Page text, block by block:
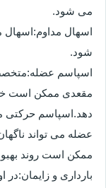
می شود.
اسهال
شود.
اسپاسم
مقعدی ممکن است
دهد.اسپاسم حرکتی
عضله می تواند
ممکن است روند
بارداری و زایمان:در